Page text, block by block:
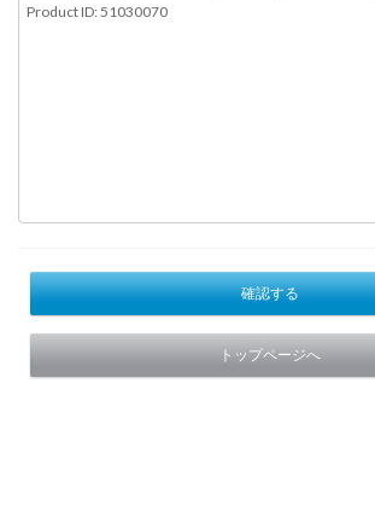
確認する
トップページへ